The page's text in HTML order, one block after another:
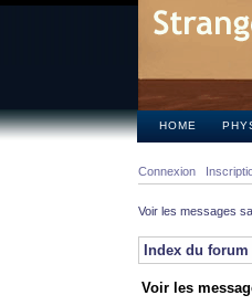
HOME
Connexion
Voir les messages
Index du forum
Voir les